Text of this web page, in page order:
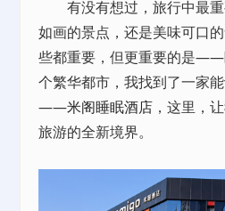
有没有想过，旅行中最重
如画的景点，还是美味可口
些都重要，但更重要的是
个繁华都市，我找到了一家
——米阁睡眠酒店 ，这里，
旅游的全新境界。